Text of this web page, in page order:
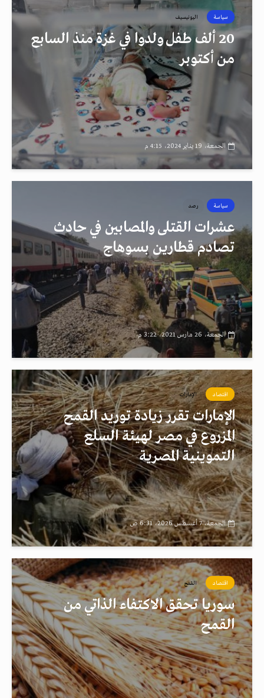
سياسة اليونيسيف
20 ألف طفل ولدوا في غزة منذ السابع
من أكتوبر
الجمعة، 19 يناير 2024، 4:15 م
سياسة رصد
عشرات القتلى والمصابين في حادث
تصادم قطارين بسوهاج
الجمعة، 26 مارس 2021، 3:22 م
اقتصاد الإمارات
الإمارات تقرر زيادة توريد القمح
المزروع في مصر لهيئة السلع
التموينية المصرية
الجمعة، 7 أغسطس 2026، 6:31 ص
اقتصاد القمح
سوريا تحقق الاكتفاء الذاتي من
القمح